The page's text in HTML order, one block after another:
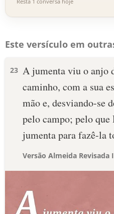
Este versículo em
23 A jumenta viu o anjo
caminho, com a sua
mão e, desviando-se
pelo campo; pelo que
jumenta para fazê-la
Versão Almeida Revisada